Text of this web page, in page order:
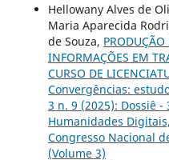
Hellowany Alves de
Maria Aparecida
de Souza,
INFORMAÇÕES EM
CURSO DE
Convergências:
3 n. 9 (2025): Dossiê
Humanidades
Congresso Nacional
(Volume 3)